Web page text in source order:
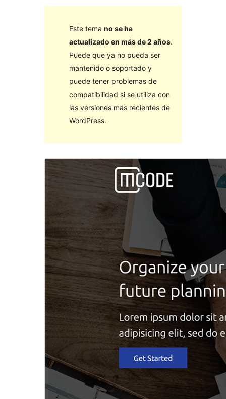
Este tema no se ha
actualizado en más de 2 años.
Puede que ya no pueda ser
mantenido o soportado y
puede tener problemas de
compatibilidad si se utiliza con
las versiones más recientes de
WordPress.